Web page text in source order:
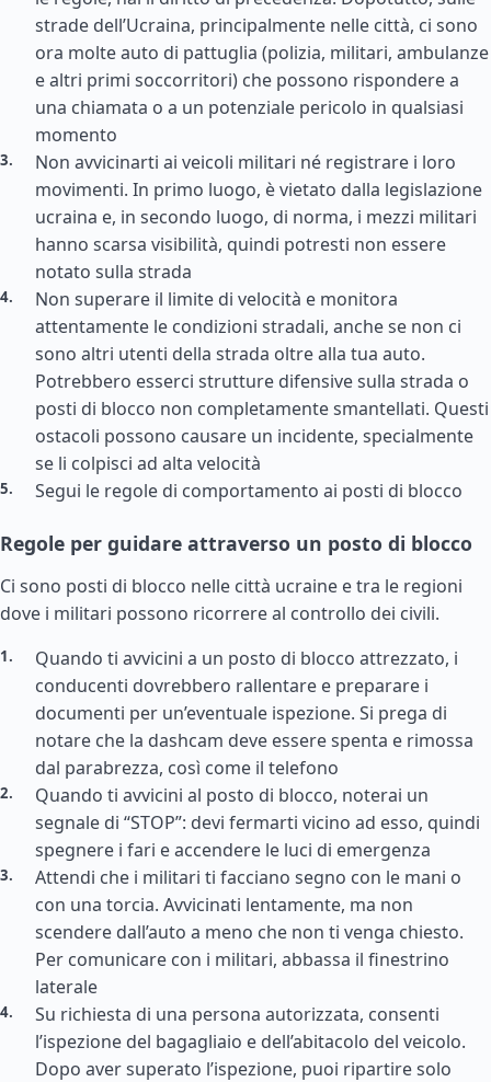
strade dell’Ucraina, principalmente nelle città, ci sono
ora molte auto di pattuglia (polizia, militari, ambulanze
e altri primi soccorritori) che possono rispondere a
una chiamata o a un potenziale pericolo in qualsiasi
momento
Non avvicinarti ai veicoli militari né registrare i loro
movimenti. In primo luogo, è vietato dalla legislazione
ucraina e, in secondo luogo, di norma, i mezzi militari
hanno scarsa visibilità, quindi potresti non essere
notato sulla strada
Non superare il limite di velocità e monitora
attentamente le condizioni stradali, anche se non ci
sono altri utenti della strada oltre alla tua auto.
Potrebbero esserci strutture difensive sulla strada o
posti di blocco non completamente smantellati. Questi
ostacoli possono causare un incidente, specialmente
se li colpisci ad alta velocità
Segui le regole di comportamento ai posti di blocco
Regole per guidare attraverso un posto di blocco
Ci sono posti di blocco nelle città ucraine e tra le regioni
dove i militari possono ricorrere al controllo dei civili.
Quando ti avvicini a un posto di blocco attrezzato, i
conducenti dovrebbero rallentare e preparare i
documenti per un’eventuale ispezione. Si prega di
notare che la dashcam deve essere spenta e rimossa
dal parabrezza, così come il telefono
Quando ti avvicini al posto di blocco, noterai un
segnale di “STOP”: devi fermarti vicino ad esso, quindi
spegnere i fari e accendere le luci di emergenza
Attendi che i militari ti facciano segno con le mani o
con una torcia. Avvicinati lentamente, ma non
scendere dall’auto a meno che non ti venga chiesto.
Per comunicare con i militari, abbassa il finestrino
laterale
Su richiesta di una persona autorizzata, consenti
l’ispezione del bagagliaio e dell’abitacolo del veicolo.
Dopo aver superato l’ispezione, puoi ripartire solo